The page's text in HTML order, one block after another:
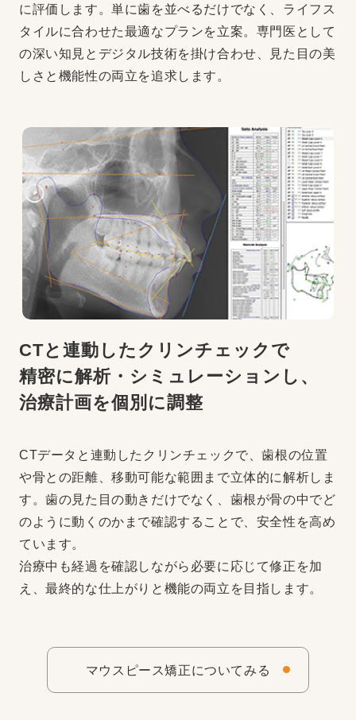
に評価します。単に歯を並べるだけでなく、ライフス
タイルに合わせた最適なプランを立案。専門医として
の深い知見とデジタル技術を掛け合わせ、見た目の美
しさと機能性の両立を追求します。
CTと連動したクリンチェックで
精密に解析・シミュレーションし、
治療計画を個別に調整
CTデータと連動したクリンチェックで、歯根の位置
や骨との距離、移動可能な範囲まで立体的に解析しま
す。歯の見た目の動きだけでなく、歯根が骨の中でど
のように動くのかまで確認することで、安全性を高め
ています。
治療中も経過を確認しながら必要に応じて修正を加
え、最終的な仕上がりと機能の両立を目指します。
マウスピース矯正についてみる